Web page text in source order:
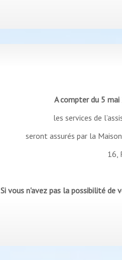
A compter du 5
les services de
seront assurés par la
16,
Si vous n'avez pas la possibilité de